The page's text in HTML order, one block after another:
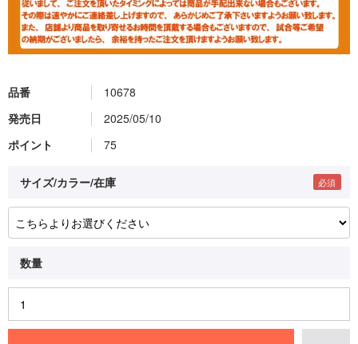
品番
10678
発売日
2025/05/10
ポイント
75
サイズ/カラー/在庫